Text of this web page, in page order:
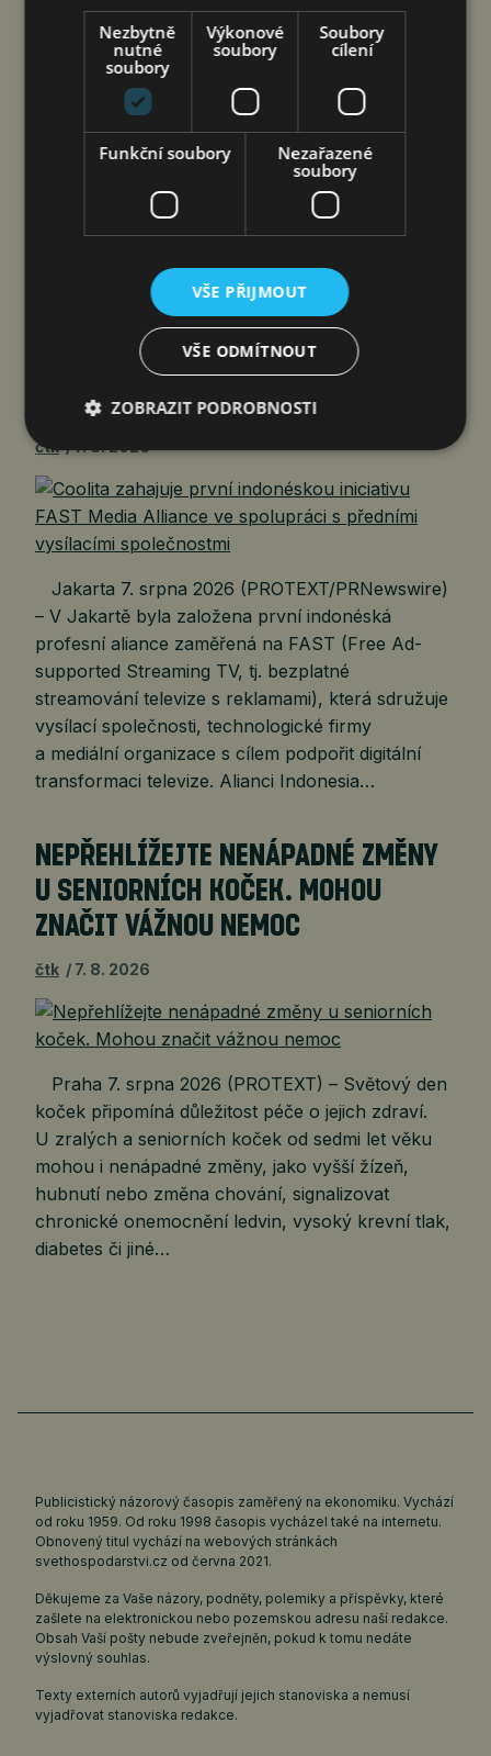
Šen-čen (Čína) 8. srpna 2026
(PROTEXT/PRNewswire) – Společnost DJI
a Isabelle, ikona oceněná na festivalu v Cannes,
spojují hlasy dvou žen napříč staletími – film byl
natočen výhradně na kameru Osmo Pocket 4P
Společnost DJI, vedoucí světový podnik v oblasti
civilních dronů a technologií…
COOLITA ZAHAJUJE PRVNÍ
INDONÉSKOU INICIATIVU FAST
MEDIA ALLIANCE VE SPOLUPRÁCI
S PŘEDNÍMI VYSÍLACÍMI…
čtk 7. 8. 2026
Jakarta 7. srpna 2026 (PROTEXT/PRNewswire)
– V Jakartě byla založena první indonéská
profesní aliance zaměřená na FAST (Free Ad-
supported Streaming TV, tj. bezplatné
streamování televize s reklamami), která sdružuje
vysílací společnosti, technologické firmy
a mediální organizace s cílem podpořit digitální
transformaci televize. Alianci Indonesia…
NEPŘEHLÍŽEJTE NENÁPADNÉ ZMĚNY
U SENIORNÍCH KOČEK. MOHOU
ZNAČIT VÁŽNOU NEMOC
čtk 7. 8. 2026
Praha 7. srpna 2026 (PROTEXT) – Světový den
koček připomíná důležitost péče o jejich zdraví.
U zralých a seniorních koček od sedmi let věku
mohou i nenápadné změny, jako vyšší žízeň,
hubnutí nebo změna chování, signalizovat
chronické onemocnění ledvin, vysoký krevní tlak,
diabetes či jiné…
Publicistický názorový časopis zaměřený na ekonomiku. Vychází
od roku 1959. Od roku 1998 časopis vycházel také na internetu.
Obnovený titul vychází na webových stránkách
svethospodarstvi.cz od června 2021.
Děkujeme za Vaše názory, podněty, polemiky a příspěvky, které
zašlete na elektronickou nebo pozemskou adresu naší redakce.
Obsah Vaší pošty nebude zveřejněn, pokud k tomu nedáte
výslovný souhlas.
Texty externích autorů vyjadřují jejich stanoviska a nemusí
vyjadřovat stanoviska redakce.
Nezbytně
nutné
soubory
Výkonové
soubory
Soubory
cílení
Funkční soubory
Nezařazené
soubory
VŠE PŘIJMOUT
VŠE ODMÍTNOUT
ZOBRAZIT PODROBNOSTI